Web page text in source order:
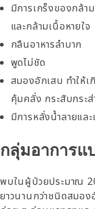
มีการเกร็งของกล้า
และกล้ามเนื้อหายใจ
กลืนอาหารลำบาก
พูดไม่ชัด
สมองอักเสบ ทำให้เ
คุ้มคลั่ง กระสับกระส่
มีการหลั่งน้ำลายแล
กลุ่มอาการแ
พบในผู้ป่วยประมาณ
ยาวนานกว่าชนิดสมอง